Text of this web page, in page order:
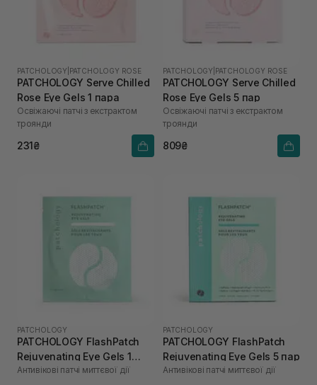
PATCHOLOGY PATCHOLOGY ROSE
PATCHOLOGY Serve Chilled
Rose Eye Gels 1 пара
Освіжаючі патчі з екстрактом
троянди
231₴
PATCHOLOGY PATCHOLOGY ROSE
PATCHOLOGY Serve Chilled
Rose Eye Gels 5 пар
Освіжаючі патчі з екстрактом
троянди
809₴
PATCHOLOGY
PATCHOLOGY FlashPatch
Rejuvenating Eye Gels 1
пара
Антивікові патчі миттєвої дії
PATCHOLOGY
PATCHOLOGY FlashPatch
Rejuvenating Eye Gels 5 пар
Антивікові патчі миттєвої дії